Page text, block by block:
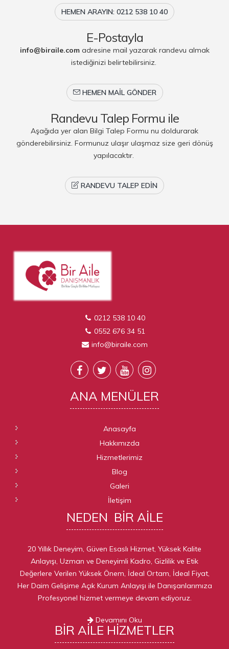
HEMEN ARAYIN: 0212 538 10 40
E-Postayla
info@biraile.comadresine mail yazarak randevu almak
istediğinizi belirtebilirsiniz.
HEMEN MAIL GÖNDER
Randevu Talep Formu ile
Aşağıda yer alan Bilgi Talep Formu nu doldurarak
gönderebilirsiniz. Formunuz ulaşır ulaşmaz size geri dönüş
yapılacaktır.
RANDEVU TALEP EDIN
0212 538 10 40
0552 676 34 51
info@biraile.com
ANA MENÜLER
Anasayfa
Hakkımızda
Hizmetlerimiz
Blog
Galeri
İletişim
NEDEN BIR AILE
20 Yıllık Deneyim, Güven Esaslı Hizmet, Yüksek Kalite
Anlayışı, Uzman ve Deneyimli Kadro, Gizlilik ve Etik
Değerlere Verilen Yüksek Önem, İdeal Ortam, İdeal Fiyat,
Her Daim Gelişime Açık Kurum Anlayışı ile Danışanlarımıza
Profesyonel hizmet vermeye devam ediyoruz.
Devamını Oku
BIR AILE HIZMETLER